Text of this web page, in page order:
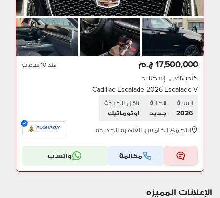
17,500,000 ج.م منذ 10 ساعات
كاديلاك • إسكاليد
Cadillac Escalade 2026 Escalade V
السنة
2026
الحالة
جديد
ناقل الحركة
اوتوماتيك
التجمع الخامس، القاهرة الجديدة
مكالمة واتساب
الإعلانات المميزه